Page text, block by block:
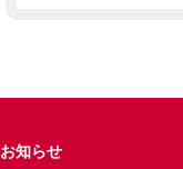
お知らせ